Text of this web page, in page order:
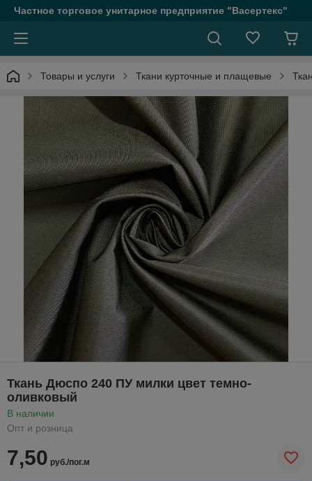
Частное торговое унитарное предприятие "Васертекс"
Товары и услуги Ткани курточные и плащевые
Ткань Дюспо 240 ПУ милки цвет темно-
оливковый
В наличии
Опт и розница
7,50 руб./пог.м